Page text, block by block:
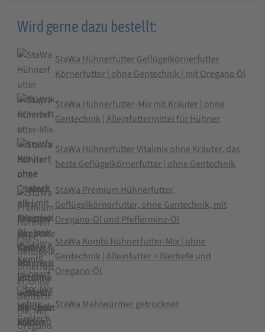
Wird gerne dazu bestellt:
StaWa Hühnerfutter Geflügelkörnerfutter
Körnerfutter | ohne Gentechnik | mit Oregano Öl
StaWa Hühnerfutter-Mix mit Kräuter | ohne
Gentechnik | Alleinfuttermittel für Hühner
StaWa Hühnerfutter Vitalmix ohne Kräuter, das
beste Geflügelkörnerfutter | ohne Gentechnik
StaWa Premium Hühnerfutter,
Geflügelkörnerfutter, ohne Gentechnik, mit
Oregano-Öl und Pfefferminz-Öl
StaWa Kombi Hühnerfutter-Mix | ohne
Gentechnik | Alleinfutter + Bierhefe und
Oregano-Öl
StaWa Mehlwürmer getrocknet